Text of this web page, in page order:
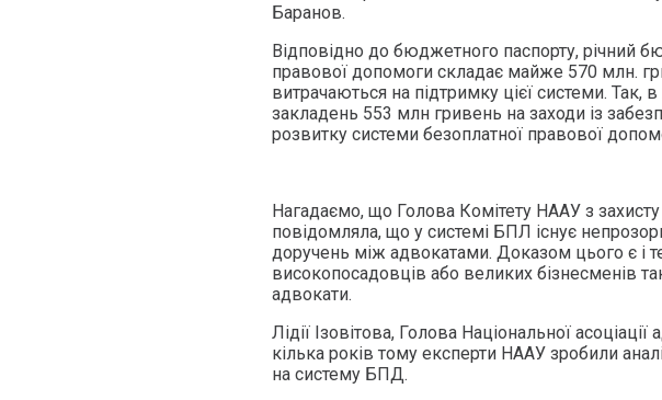
Баранов.
Відповідно до бюджетного паспорту, річний
правової допомоги складає майже 570 млн.
витрачаються на підтримку цієї системи. Так,
закладень 553 млн гривень на заходи із
розвитку системи безоплатної правової
Нагадаємо, що Голова Комітету НААУ з
повідомляла, що у системі БПЛ існує
доручень між адвокатами. Доказом цього є і
високопосадовців або великих бізнесменів
адвокати.
Лідії Ізовітова, Голова Національної асоціації
кілька років тому експерти НААУ зробили
на систему БПД.